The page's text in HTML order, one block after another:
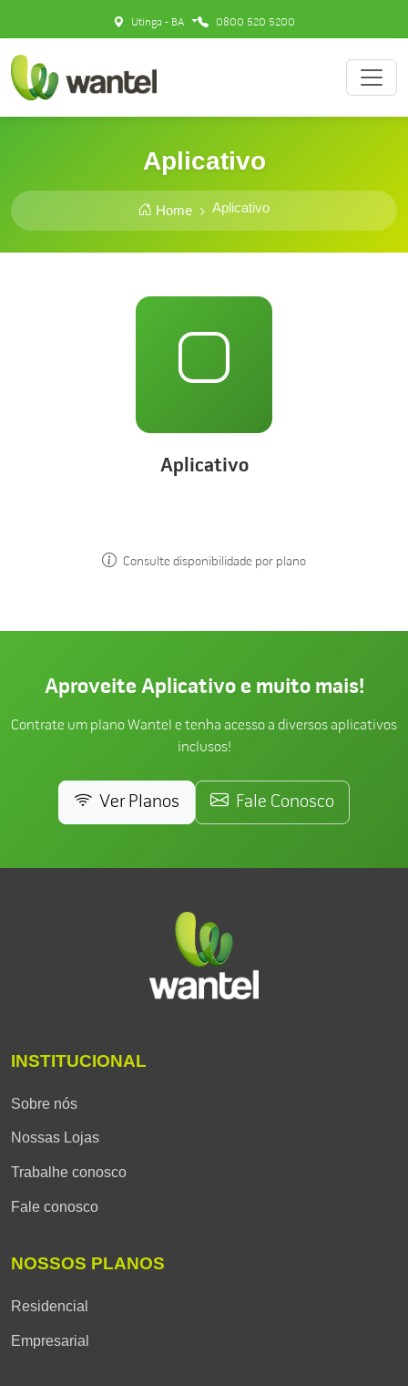
Utinga - BA 0800 520 5200
Aplicativo
Home Aplicativo
Aplicativo
Consulte disponibilidade por plano
Aproveite Aplicativo e muito mais!
Contrate um plano Wantel e tenha acesso a diversos aplicativos
inclusos!
Ver Planos Fale Conosco
INSTITUCIONAL
Sobre nós
Nossas Lojas
Trabalhe conosco
Fale conosco
NOSSOS PLANOS
Residencial
Empresarial